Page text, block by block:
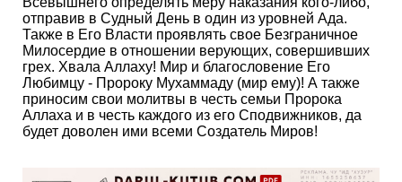
отправив в Судный День в один из уровней Ада.
Также в Его Власти проявлять свое Безграничное
Милосердие в отношении верующих, совершивших
грех. Хвала Аллаху! Мир и благословение Его
Любимцу - Пророку Мухаммаду (мир ему)! А также
приносим свои молитвы в честь семьи Пророка
Аллаха и в честь каждого из его Сподвижников, да
будет доволен ими всеми Создатель Миров!